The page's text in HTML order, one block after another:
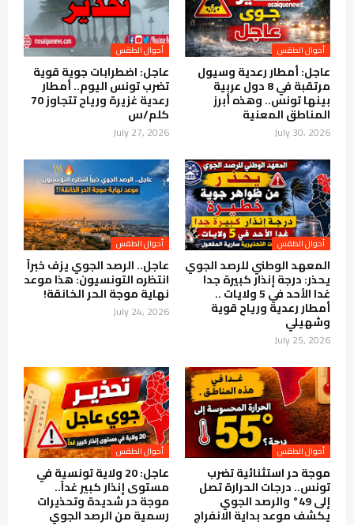
أحوال الطقس
عاجل: أمطار رعدية وسيول
مرتقبة في 8 دول عربية
بينها تونس.. وهذه أبرز
المناطق المعنية
July 30, 2026
أحوال الطقس
عاجل: اضطرابات جوية قوية
تضرب تونس اليوم.. أمطار
رعدية غزيرة ورياح تتجاوز 70
كلم/س
July 27, 2026
أحوال الطقس
المعهد الوطني للرصد الجوي
يحذر: درجة إنذار كبيرة جدا
غدا الأحد في 5 ولايات ..
أمطار رعدية ورياح قوية
وشهيلي
July 25, 2026
أحوال الطقس
عاجل.. الرصد الجوي يزف خبراً
انتظره التونسيون: هذا موعد
نهاية موجة الحر الخانقة!
July 24, 2026
أحوال الطقس
موجة حر استثنائية تضرب
تونس.. درجات الحرارة تصل
إلى 49° والرصد الجوي
يكشف موعد بداية الانفراج
أحوال الطقس
عاجل: 20 ولاية تونسية في
مستوى إنذار كبير غداً..
موجة حر شديدة وتحذيرات
رسمية من الرصد الجوي